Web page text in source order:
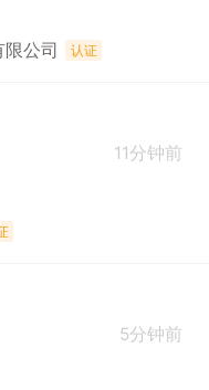
公司 认证
11分钟前
5分钟前